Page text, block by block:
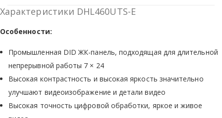
Характеристики DHL460UTS-E
Особенности:
Промышленная DID ЖК-панель, подходящая для длительной
непрерывной работы 7 × 24
Высокая контрастность и высокая яркость значительно
улучшают видеоизображение и детали видео
Высокая точность цифровой обработки, яркое и живое